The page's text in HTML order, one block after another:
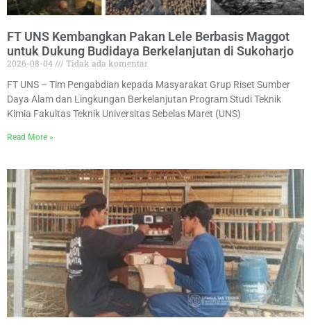
FT UNS Kembangkan Pakan Lele Berbasis Maggot
untuk Dukung Budidaya Berkelanjutan di Sukoharjo
2026-08-04
Tidak ada komentar
FT UNS – Tim Pengabdian kepada Masyarakat Grup Riset Sumber
Daya Alam dan Lingkungan Berkelanjutan Program Studi Teknik
Kimia Fakultas Teknik Universitas Sebelas Maret (UNS)
Read More »